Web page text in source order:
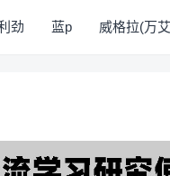
劲 蓝p 威格拉(万